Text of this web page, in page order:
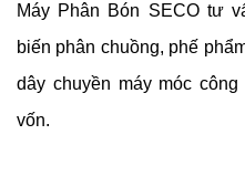
Máy Phân Bón SECO tư
biến phân chuồng, phế
dây chuyền máy móc
vốn.